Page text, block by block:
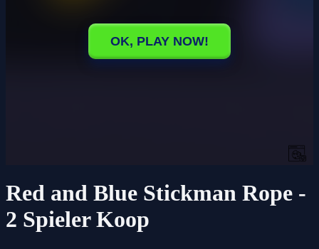
Red and Blue Stickman Rope -
2 Spieler Koop